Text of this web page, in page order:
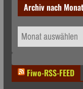
Archiv nach
Archiv
nach
Fiwo-RSS-FEED